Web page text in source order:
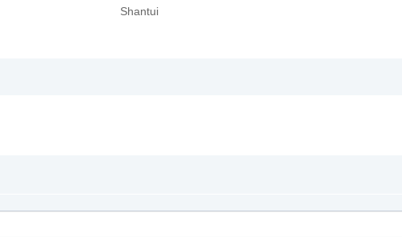
Shantui